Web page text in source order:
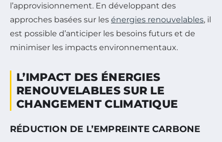
l’approvisionnement. En développant des
approches basées sur les énergies renouvelables, il
est possible d’anticiper les besoins futurs et de
minimiser les impacts environnementaux.
L’IMPACT DES ÉNERGIES
RENOUVELABLES SUR LE
CHANGEMENT CLIMATIQUE
RÉDUCTION DE L’EMPREINTE CARBONE